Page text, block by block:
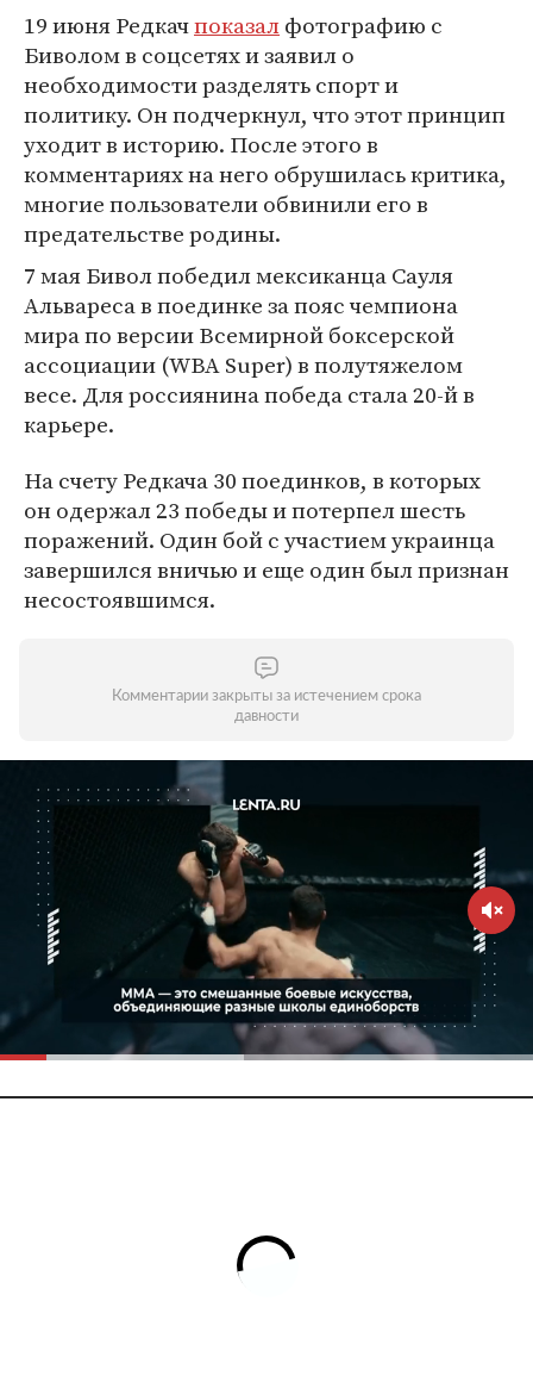
19 июня Редкачпоказалфотографию с
Биволом в соцсетях и заявил о
необходимости разделять спорт и
политику. Он подчеркнул, что этот принцип
уходит в историю. После этого в
комментариях на него обрушилась критика,
многие пользователи обвинили его в
предательстве родины.
7 мая Бивол победил мексиканца Сауля
Альвареса в поединке за пояс чемпиона
мира по версии Всемирной боксерской
ассоциации (WBA Super) в полутяжелом
весе. Для россиянина победа стала 20-й в
карьере.
На счету Редкача 30 поединков, в которых
он одержал 23 победы и потерпел шесть
поражений. Один бой с участием украинца
завершился вничью и еще один был признан
несостоявшимся.
Комментарии закрыты за истечением срока
давности